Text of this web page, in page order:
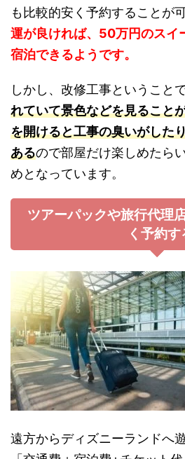
も比較的安く予約することが
運が良ければ、50万円のスイ
宿泊できるようです。
しかし、改修工事ということで
れていて景色などを見ること
を開けると工事の臭いがした
あるので部屋だけ楽しめたら
めとなっています。
ツアーパックや旅行代理
く予約す
遠方からディズニーランドへ